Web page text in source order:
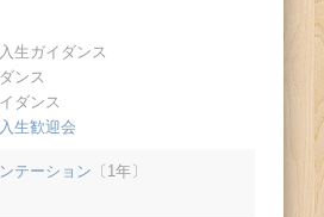
生ガイダンス
ンス
ダンス
生歓迎会
テーション 〔1年〕